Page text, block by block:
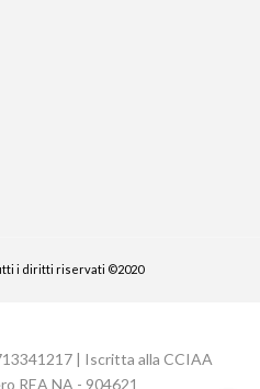
i diritti riservati ©2020
| Iscritta alla CCIAA
REA NA - 904621